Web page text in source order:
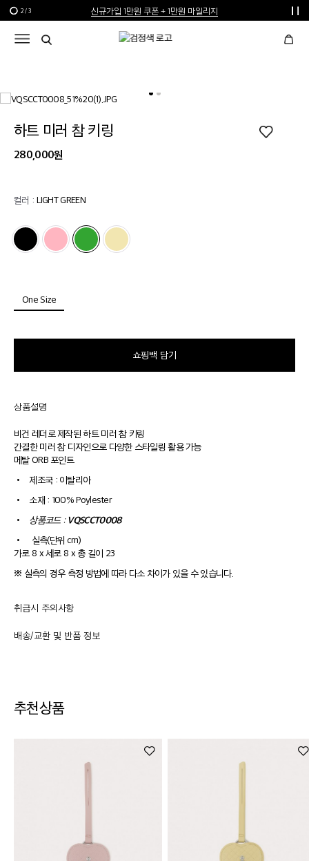
신규가입 1만원 쿠폰 + 1만원 마일리지
선물 포장재 제공 서비스
2 / 3
하트 미러 참 키링
280,000원
컬러 : LIGHT GREEN
One Size
쇼핑백 담기
상품설명
비건 레더로 제작된 하트 미러 참 키링
간결한 미러 참 디자인으로 다양한 스타일링 활용 가능
메탈 ORB 포인트
•
제조국 : 이탈리아
•
소재 : 100% Poylester
•
상품코드 :VQSCCT0008
•
실측(단위 cm)
가로 8 x 세로 8 x 총 길이 23
※ 실측의 경우 측정 방법에 따라 다소 차이가 있을 수 있습니다.
취급시 주의사항
배송/교환 및 반품 정보
추천상품